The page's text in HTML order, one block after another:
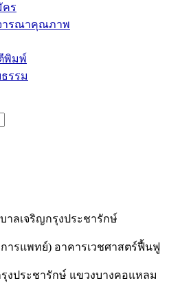
ร
ารณาคุณภาพ
พิมพ์
รรม
าลเจริญกรุงประชารักษ์
ารแพทย์) อาคารเวชศาสตร์ฟื้นฟู
งประชารักษ์ แขวงบางคอแหลม